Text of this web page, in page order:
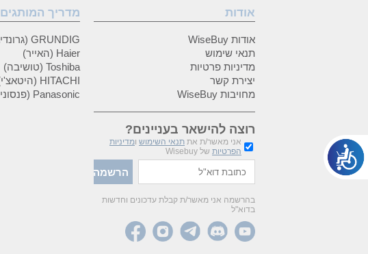
אודות
אודות WiseBuy
תנאי שימוש
מדיניות פרטיות
יצירת קשר
מחויבות WiseBuy
רוצה להישאר בעניינים?
אני מאשר/ת את תנאי השימוש ומדיניות
הפרטיות של Wisebuy
בהרשמה אני מאשר/ת קבלת עדכונים וחדשות
בדוא"ל
מדריך המותגים
GRUNDIG (גרונדיג)
Haier (האייר)
Toshiba (טושיבה)
HITACHI (היטאצ'י)
Panasonic (פנסוניק)